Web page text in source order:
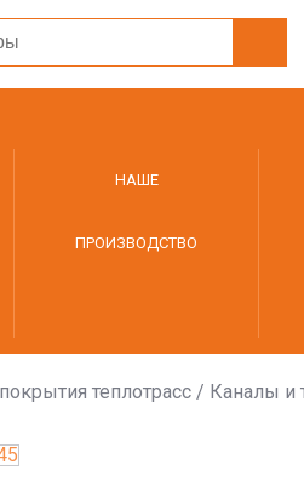
НАШЕ
ПРОИЗВОДСТВО
теплотрасс / Каналы и